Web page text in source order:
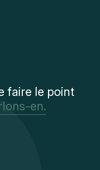
faire le point
en.